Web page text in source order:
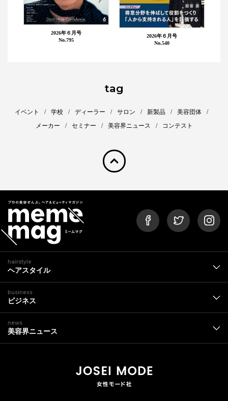
2026年６月号
No.795
2026年６月号
No.540
tag
イベント 学校 ディーラー サロン 新製品
美容団体
メーカー
セミナー 美容界ニュース コンテスト
pagetop
hairstyle
ヘアスタイル
business
ビジネス
news
美容界ニュース